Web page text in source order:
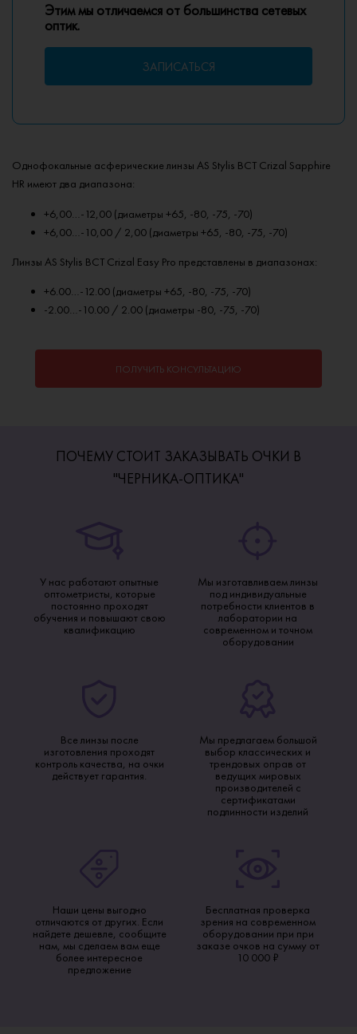
Этим мы отличаемся от большинства сетевых
оптик.
ЗАПИСАТЬСЯ
Однофокальные асферические линзы AS Stylis BCT Crizal Sapphire
HR имеют два диапазона:
+6,00…-12,00 (диаметры +65, -80, -75, -70)
+6,00…-10,00 / 2,00 (диаметры +65, -80, -75, -70)
Линзы AS Stylis BCT Crizal Easy Pro представлены в диапазонах:
+6.00…-12.00 (диаметры +65, -80, -75, -70)
-2.00…-10.00 / 2.00 (диаметры -80, -75, -70)
ПОЛУЧИТЬ КОНСУЛЬТАЦИЮ
ПОЧЕМУ СТОИТ ЗАКАЗЫВАТЬ ОЧКИ В
"ЧЕРНИКА-ОПТИКА"
У нас работают опытные
оптометристы, которые
постоянно проходят
обучения и повышают свою
квалификацию
Мы изготавливаем линзы
под индивидуальные
потребности клиентов в
лаборатории на
современном и точном
оборудовании
Все линзы после
изготовления проходят
контроль качества, на очки
действует гарантия.
Мы предлагаем большой
выбор классических и
трендовых оправ от
ведущих мировых
производителей с
сертификатами
подлинности изделий
Наши цены выгодно
отличаются от других. Если
найдете дешевле, сообщите
нам, мы сделаем вам еще
более интересное
предложение
Бесплатная проверка
зрения на современном
оборудовании при при
заказе очков на сумму от
10 000 ₽